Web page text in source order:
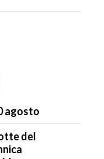
agosto
del